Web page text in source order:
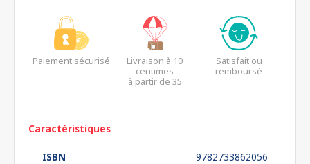
Paiement sécurisé
Livraison à 10
centimes
à partir de 35
Satisfait ou
remboursé
Caractéristiques
ISBN
9782733862056